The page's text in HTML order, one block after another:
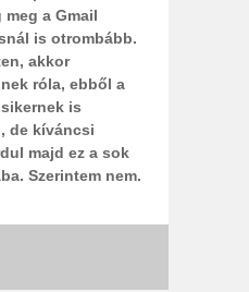
a Gmail
is otrombább.
akkor
róla, ebből a
is
de kíváncsi
majd ez a sok
Szerintem nem.